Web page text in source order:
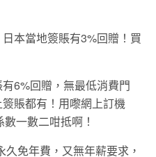
本當地簽賬有3%回贈！買
6%回贈，無最低消費門
賬都有！用嚟網上訂機
一數二咁抵啊！
免年費，又無年薪要求，